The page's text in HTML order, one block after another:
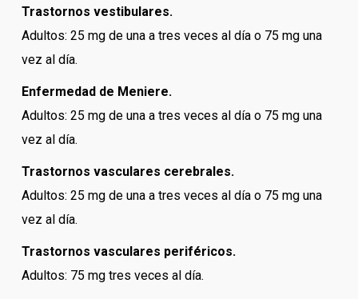
Trastornos vestibulares.
Adultos: 25 mg de una a tres veces al día o 75 mg una
vez al día.
Enfermedad de Meniere.
Adultos: 25 mg de una a tres veces al día o 75 mg una
vez al día.
Trastornos vasculares cerebrales.
Adultos: 25 mg de una a tres veces al día o 75 mg una
vez al día.
Trastornos vasculares periféricos.
Adultos: 75 mg tres veces al día.